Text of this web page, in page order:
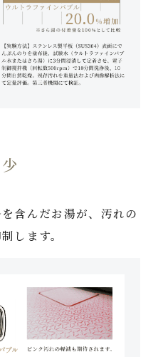
含んだお湯が、 汚れの
します。